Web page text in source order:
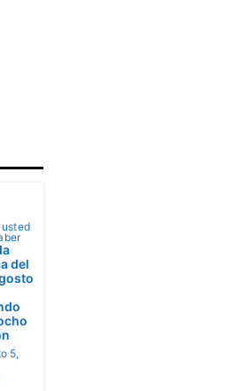
del
5,